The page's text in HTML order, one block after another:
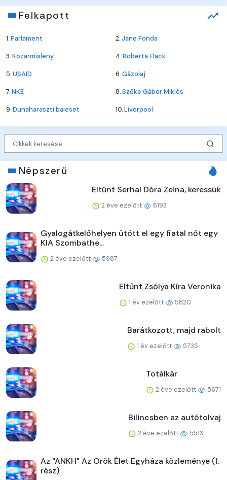
Felkapott
1.Parlament 2.Jane Fonda
3.Kozármisleny 4.Roberta Flack
5.USAID 6.Gázolaj
7.NKE 8.Szőke Gábor Miklós
9.Dunaharaszti baleset 10.Liverpool
Népszerű
Eltűnt Serhal Dóra Zeina, keressük
2 éve ezelőtt 6193
Gyalogátkelőhelyen ütött el egy fiatal nőt egy
KIA Szombathe...
2 éve ezelőtt 5987
Eltűnt Zsólya Kíra Veronika
1 év ezelőtt 5820
Barátkozott, majd rabolt
1 év ezelőtt 5735
Totálkár
2 éve ezelőtt 5671
Bilincsben az autótolvaj
2 éve ezelőtt 5513
Az "ANKH" Az Örök Élet Egyháza közleménye (1.
rész)